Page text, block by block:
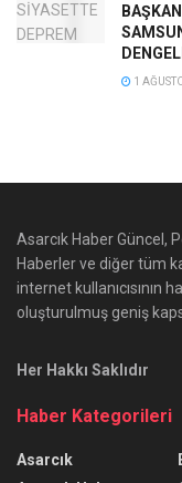
1
Asarcık Haber Güncel,
Haberler ve diğer tüm
internet kullanıcısının
oluşturulmuş geniş
Her Hakkı Saklıdır
Haber Kategorileri
Asarcık